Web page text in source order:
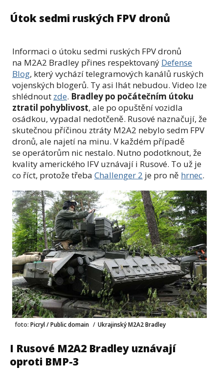
Útok sedmi ruských FPV dronů
Informaci o útoku sedmi ruských FPV dronů
na M2A2 Bradley přines respektovaný Defense
Blog, který vychází telegramových kanálů ruských
vojenských blogerů. Ty asi lhát nebudou. Video lze
shlédnout zde. Bradley po počátečním útoku
ztratil pohyblivost, ale po opuštění vozidla
osádkou, vypadal nedotčeně. Rusové naznačují, že
skutečnou příčinou ztráty M2A2 nebylo sedm FPV
dronů, ale najetí na minu. V každém případě
se operátorům nic nestalo. Nutno podotknout, že
kvality amerického IFV uznávají i Rusové. To už je
co říct, protože třeba Challenger 2 je pro ně hrnec.
foto: Picryl / Public domain / Ukrajinský M2A2 Bradley
I Rusové M2A2 Bradley uznávají
oproti BMP-3